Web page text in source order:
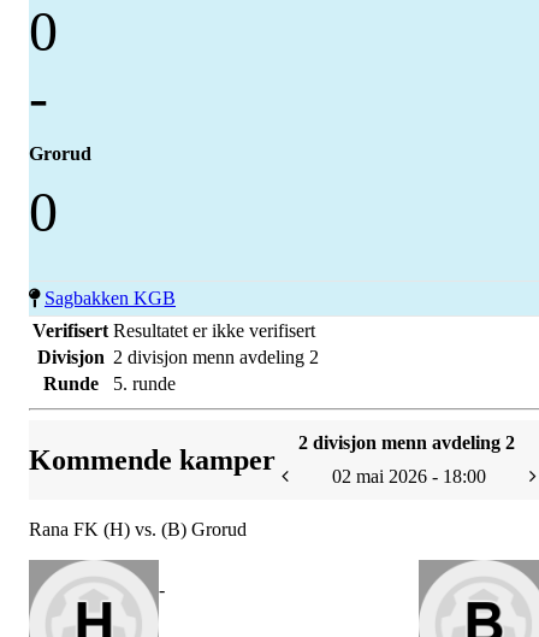
0
-
Grorud
0
Sagbakken KGB
Verifisert Resultatet er ikke verifisert
Divisjon 2 divisjon menn avdeling 2
Runde
5. runde
Kommende kamper
2 divisjon menn avdeling 2
02 mai 2026 - 18:00
Rana FK (H) vs. (B) Grorud
-